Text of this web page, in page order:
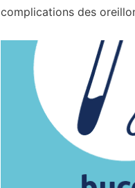
complications des